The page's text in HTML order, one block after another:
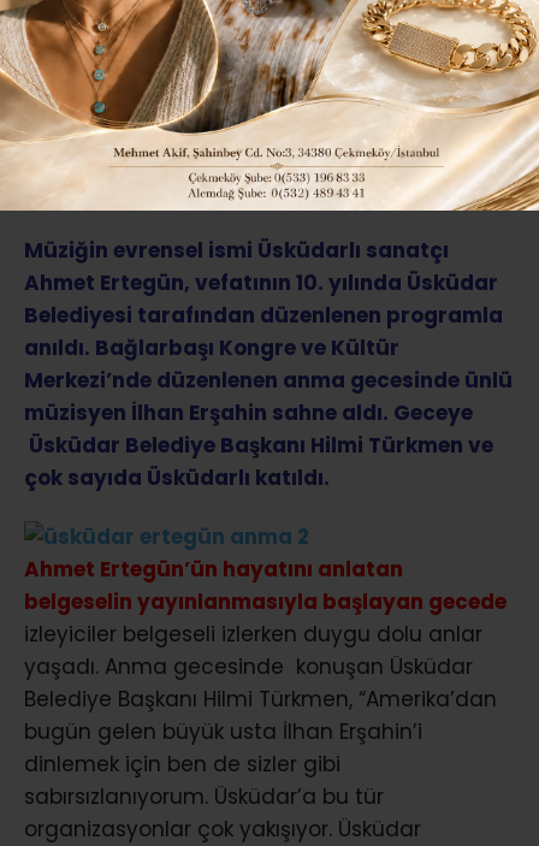
Giriş: 30-03-2017 12:02
Güncelleme: 30-03-2017 12:02
221 İLÇELERDEN HABERLER Yerel Haberler
ABONE OL
Müziğin evrensel ismi Üsküdarlı sanatçı
Ahmet Ertegün, vefatının 10. yılında Üsküdar
Belediyesi tarafından düzenlenen programla
anıldı. Bağlarbaşı Kongre ve Kültür
Merkezi’nde düzenlenen anma gecesinde ünlü
müzisyen İlhan Erşahin sahne aldı. Geceye
Üsküdar Belediye Başkanı Hilmi Türkmen ve
çok sayıda Üsküdarlı katıldı.
Ahmet Ertegün’ün hayatını anlatan
belgeselin yayınlanmasıyla başlayan gecede
izleyiciler belgeseli izlerken duygu dolu anlar
yaşadı. Anma gecesinde konuşan Üsküdar
Belediye Başkanı Hilmi Türkmen, “Amerika’dan
bugün gelen büyük usta İlhan Erşahin’i
dinlemek için ben de sizler gibi
sabırsızlanıyorum. Üsküdar’a bu tür
organizasyonlar çok yakışıyor. Üsküdar